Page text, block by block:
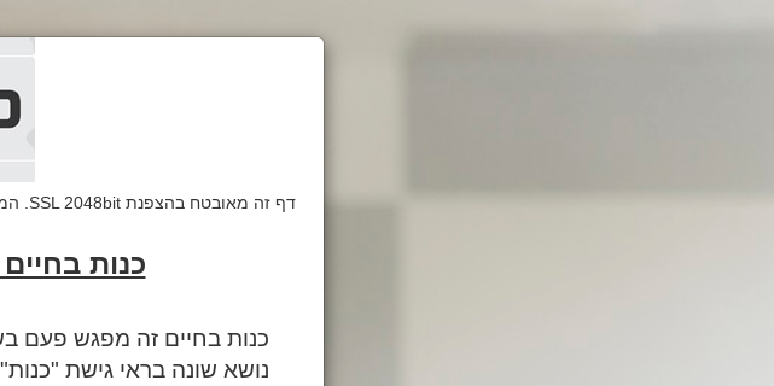
כנות
כנות בחיים זה מפגש פעם
נושא שונה בראי גישת